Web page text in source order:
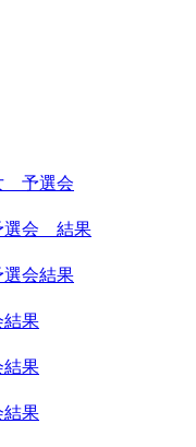
予選会
選会 結果
選会結果
結果
結果
結果